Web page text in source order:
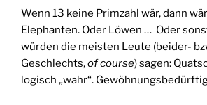
Wenn 13 keine Primzahl wär, dann
Elephanten. Oder Löwen … Oder
würden die meisten Leute (beider-
Geschlechts,of course) sagen:
logisch „wahr“.